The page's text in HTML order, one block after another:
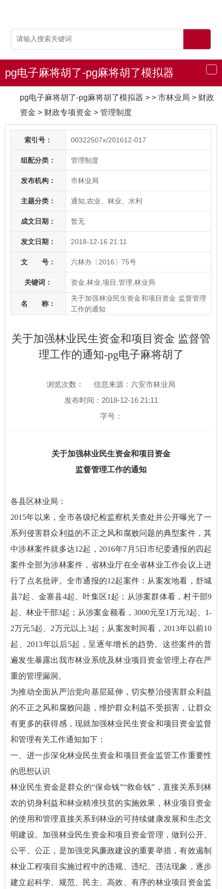
导
航
pg电子麻将胡了-pg麻将胡了模拟器
pg电子麻将胡了-pg麻将胡了模拟器 > > 市林业局 > 财政
资金 > 财政专项资金 > 管理制度
索引号： 00322507x/201612-017
组配分类： 管理制度
发布机构： 市林业局
主题分类： 通知,农业、林业、水利
成文日期： 暂无
发文日期： 2018-12-16 21:11
文 号： 六林办〔2016〕75号
关键词： 资金,林业,项目,管理,林业局
名 称：
关于加强林业民生资金和项目资金 监督管理
工作的通知
关于加强林业民生资金和项目资金 监督管
理工作的通知-pg电子麻将胡了
浏览次数：
信息来源：六安市林业局
发布时间：2018-12-16 21:11
字号：
关于加强林业民生资金和项目资金
监督管理工作的通知
各县区林业局：
2015年以来，全市各级纪检监察机关查处并公开曝光了一
系列侵害群众利益的不正之风和腐败问题的典型案件，其
中涉林案件就多达12起，2016年7月5日市纪委通报的四起
案件全部为涉林案件，省林业厅在全省林业工作会议上进
行了点名批评。全市通报的12起案件：从案发地看，舒城
县7起、金寨县4起、叶集区1起；从涉案群体看，村干部9
起、林业干部3起；从涉案金额看，3000元至1万元3起、1-
2万元5起、2万元以上3起；从案发时间看，2013年以前10
起、2013年以后5起，呈逐年增长的趋势。这些案件的普
遍发生暴露出我市林业系统及林业项目资金管理上存在严
重的管理漏洞。
为推动全面从严治党向基层延伸，切实整治侵害群众利益
的不正之风和腐败问题，维护群众利益不受损害，让群众
有更多的获得感，现就加强林业民生资金和项目资金监督
和管理有关工作通知如下：
一、进一步深化林业民生资金和项目资金监管工作重要性
的思想认识
林业民生资金是群众的“保命钱”“救命钱”，直接关系到林
农的切身利益和林业精准扶贫的实施效果，林业项目资金
的使用和管理直接关系到林业的可持续健康发展和生态文
明建设。加强林业民生资金和项目资金管理，做到公开、
公平、公正，是加强党风廉政建设的重要举措，有效遏制
林业工程项目实施过程中的违规、违纪、违法现象，逐步
建立起科学、规范、民主、高效、有序的林业项目资金监